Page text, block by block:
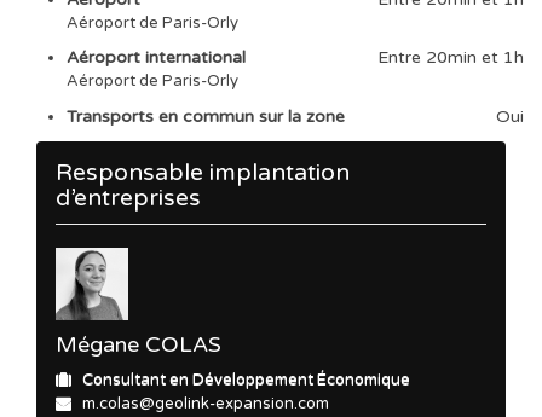
Aéroport de Paris-Orly
Aéroport international Entre 20min et 1h
Aéroport de Paris-Orly
Transports en commun sur la zone Oui
Responsable implantation
d’entreprises
Mégane COLAS
Consultant en Développement Économique
m.colas@geolink-expansion.com